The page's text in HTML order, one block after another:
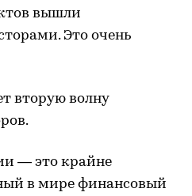
вышли
Это очень
вторую волну
— это крайне
в мире финансовый